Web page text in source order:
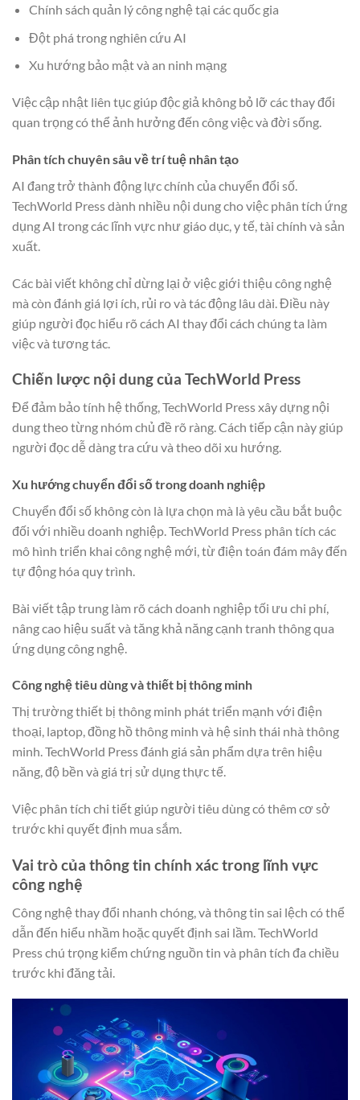
Chính sách quản lý công nghệ tại các quốc gia
Đột phá trong nghiên cứu AI
Xu hướng bảo mật và an ninh mạng
Việc cập nhật liên tục giúp độc giả không bỏ lỡ các thay đổi
quan trọng có thể ảnh hưởng đến công việc và đời sống.
Phân tích chuyên sâu về trí tuệ nhân tạo
AI đang trở thành động lực chính của chuyển đổi số.
TechWorld Press dành nhiều nội dung cho việc phân tích ứng
dụng AI trong các lĩnh vực như giáo dục, y tế, tài chính và sản
xuất.
Các bài viết không chỉ dừng lại ở việc giới thiệu công nghệ
mà còn đánh giá lợi ích, rủi ro và tác động lâu dài. Điều này
giúp người đọc hiểu rõ cách AI thay đổi cách chúng ta làm
việc và tương tác.
Chiến lược nội dung của TechWorld Press
Để đảm bảo tính hệ thống, TechWorld Press xây dựng nội
dung theo từng nhóm chủ đề rõ ràng. Cách tiếp cận này giúp
người đọc dễ dàng tra cứu và theo dõi xu hướng.
Xu hướng chuyển đổi số trong doanh nghiệp
Chuyển đổi số không còn là lựa chọn mà là yêu cầu bắt buộc
đối với nhiều doanh nghiệp. TechWorld Press phân tích các
mô hình triển khai công nghệ mới, từ điện toán đám mây đến
tự động hóa quy trình.
Bài viết tập trung làm rõ cách doanh nghiệp tối ưu chi phí,
nâng cao hiệu suất và tăng khả năng cạnh tranh thông qua
ứng dụng công nghệ.
Công nghệ tiêu dùng và thiết bị thông minh
Thị trường thiết bị thông minh phát triển mạnh với điện
thoại, laptop, đồng hồ thông minh và hệ sinh thái nhà thông
minh. TechWorld Press đánh giá sản phẩm dựa trên hiệu
năng, độ bền và giá trị sử dụng thực tế.
Việc phân tích chi tiết giúp người tiêu dùng có thêm cơ sở
trước khi quyết định mua sắm.
Vai trò của thông tin chính xác trong lĩnh vực
công nghệ
Công nghệ thay đổi nhanh chóng, và thông tin sai lệch có thể
dẫn đến hiểu nhầm hoặc quyết định sai lầm. TechWorld
Press chú trọng kiểm chứng nguồn tin và phân tích đa chiều
trước khi đăng tải.